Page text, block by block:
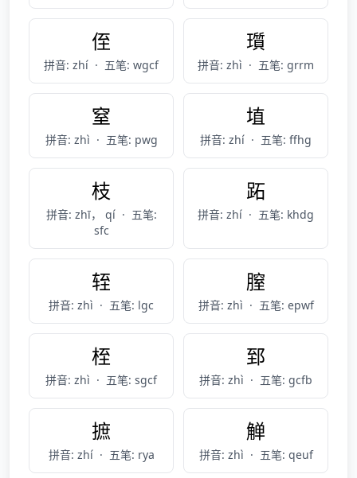
侄
拼音: zhí · 五笔: wgcf
瓆
拼音: zhì · 五笔: grrm
窒
拼音: zhì · 五笔: pwg
埴
拼音: zhí · 五笔: ffhg
枝
拼音: zhī， qí · 五笔:
sfc
跖
拼音: zhí · 五笔: khdg
轾
拼音: zhì · 五笔: lgc
膣
拼音: zhì · 五笔: epwf
桎
拼音: zhì · 五笔: sgcf
郅
拼音: zhì · 五笔: gcfb
摭
拼音: zhí · 五笔: rya
觯
拼音: zhì · 五笔: qeuf